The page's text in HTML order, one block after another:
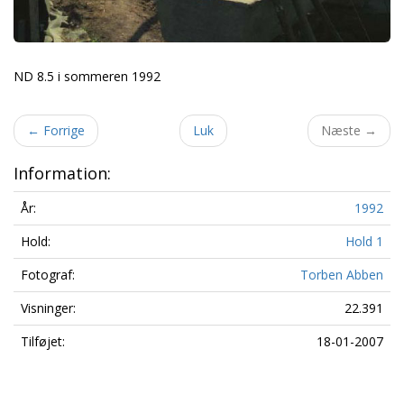
ND 8.5 i sommeren 1992
← Forrige Luk Næste →
Information:
År:
1992
Hold:
Hold 1
Fotograf:
Torben Abben
Visninger:
22.391
Tilføjet:
18-01-2007